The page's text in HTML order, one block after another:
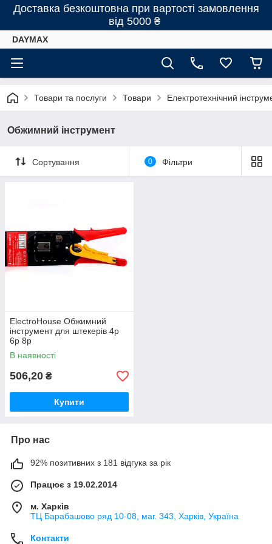
Доставка безкоштовна при вартості замовлення
від 5000 ₴
DAYMAX
Товари та послуги Товари Електротехнічний
Обжимний інструмент
Сортування 0 Фільтри
ElectroHouse Обжимний
інструмент для штекерів 4p
6p 8p
В наявності
506,20 ₴
Купити
Про нас
92% позитивних з 181 відгука за рік
Працює з 19.02.2014
м. Харків
ТЦ Барабашово ряд 10-08, маг. 343, Харків, Україна
Контакти